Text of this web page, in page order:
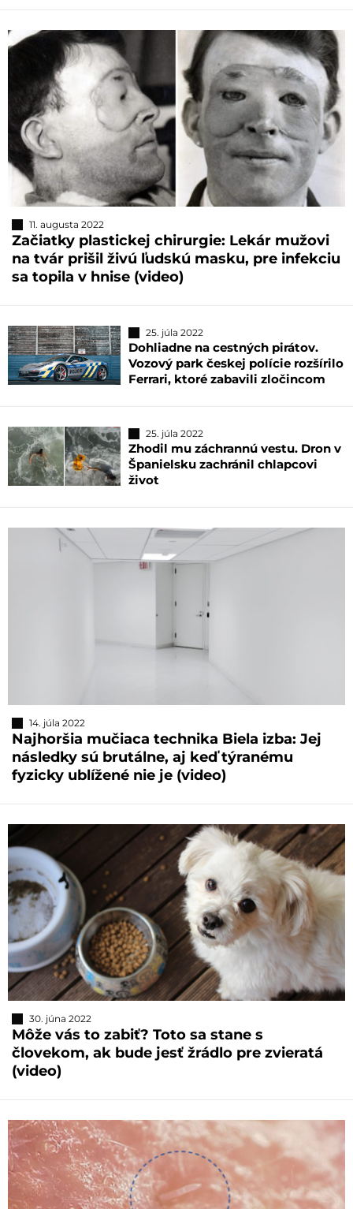
11. augusta 2022
Začiatky plastickej chirurgie: Lekár mužovi
na tvár prišil živú ľudskú masku, pre infekciu
sa topila v hnise (video)
25. júla 2022
Dohliadne na cestných pirátov.
Vozový park českej polície rozšírilo
Ferrari, ktoré zabavili zločincom
25. júla 2022
Zhodil mu záchrannú vestu. Dron v
Španielsku zachránil chlapcovi
život
14. júla 2022
Najhoršia mučiaca technika Biela izba: Jej
následky sú brutálne, aj keď týranému
fyzicky ublížené nie je (video)
30. júna 2022
Môže vás to zabiť? Toto sa stane s
človekom, ak bude jesť žrádlo pre zvieratá
(video)